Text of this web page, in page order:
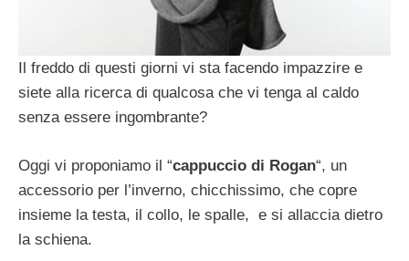
Il freddo di questi giorni vi sta facendo impazzire e
siete alla ricerca di qualcosa che vi tenga al caldo
senza essere ingombrante?
Oggi vi proponiamo il “cappuccio di Rogan“, un
accessorio per l’inverno, chicchissimo, che copre
insieme la testa, il collo, le spalle, e si allaccia dietro
la schiena.